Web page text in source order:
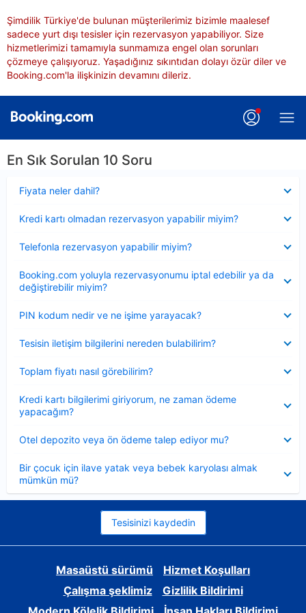
Şimdilik Türkiye'de bulunan müşterilerimiz bizimle maalesef
sadece yurt dışı tesisler için rezervasyon yapabiliyor. Size
hizmetlerimizi tamamıyla sunmamıza engel olan sorunları
çözmeye çalışıyoruz. Yaşadığınız sıkıntıdan dolayı özür diler ve
Booking.com'la ilişkinizin devamını dileriz.
En Sık Sorulan 10 Soru
Fiyata neler dahil?
Kredi kartı olmadan rezervasyon yapabilir miyim?
Telefonla rezervasyon yapabilir miyim?
Booking.com yoluyla rezervasyonumu iptal edebilir ya da
değiştirebilir miyim?
PIN kodum nedir ve ne işime yarayacak?
Tesisin iletişim bilgilerini nereden bulabilirim?
Toplam fiyatı nasıl görebilirim?
Kredi kartı bilgilerimi giriyorum, ne zaman ödeme
yapacağım?
Otel depozito veya ön ödeme talep ediyor mu?
Bir çocuk için ilave yatak veya bebek karyolası almak
mümkün mü?
Tesisinizi kaydedin
Masaüstü sürümü
Hizmet Koşulları
Çalışma şeklimiz
Gizlilik Bildirimi